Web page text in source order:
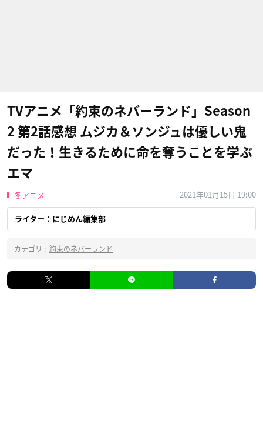
TVアニメ「約束のネバーランド」Season
2 第2話感想 ムジカ＆ソンジュは優しい鬼
だった！生きるために命を奪うことを学ぶ
エマ
冬アニメ 2021年01月15日 19:00
ライター：にじめん編集部
カテゴリ : 約束のネバーランド